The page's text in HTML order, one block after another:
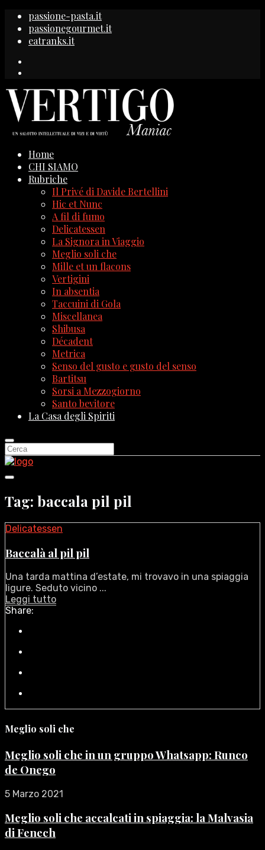
passione-pasta.it
passionegourmet.it
eatranks.it
Home
CHI SIAMO
Rubriche
Il Privé di Davide Bertellini
Hic et Nunc
A fil di fumo
Delicatessen
La Signora in Viaggio
Meglio soli che
Mille et un flacons
Vertigini
In absentia
Taccuini di Gola
Miscellanea
Shibusa
Décadent
Metrica
Senso del gusto e gusto del senso
Bartitsu
Sorsi a Mezzogiorno
Santo bevitore
La Casa degli Spiriti
Tag: baccala pil pil
Delicatessen
Baccalà al pil pil
Una tarda mattina d’estate, mi trovavo in una spiaggia
ligure. Seduto vicino ...
Leggi tutto
Share:
Meglio soli che
Meglio soli che in un gruppo Whatsapp: Runco
de Onego
5 Marzo 2021
Meglio soli che accalcati in spiaggia: la Malvasia
di Fenech